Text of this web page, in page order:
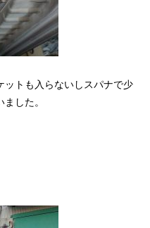
ットも入らないしスパナで少
した。